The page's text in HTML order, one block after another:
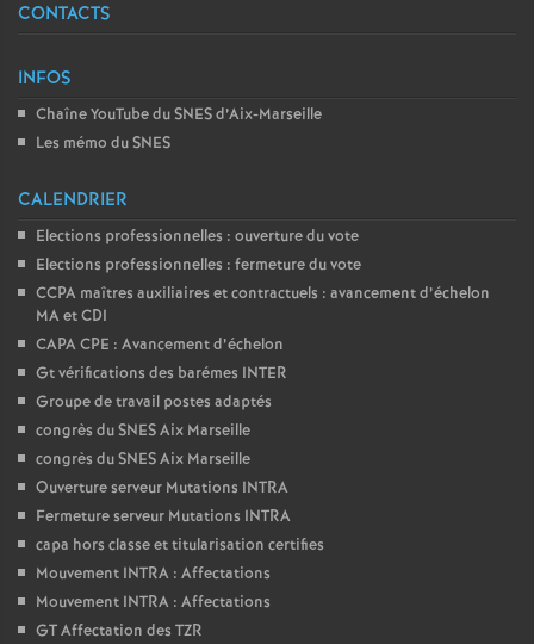
CONTACTS
INFOS
Chaîne YouTube du SNES d’Aix-Marseille
Les mémo du SNES
CALENDRIER
Elections professionnelles : ouverture du vote
Elections professionnelles : fermeture du vote
CCPA maîtres auxiliaires et contractuels : avancement d’échelon
MA et CDI
CAPA CPE : Avancement d’échelon
Gt vérifications des barémes INTER
Groupe de travail postes adaptés
congrès du SNES Aix Marseille
congrès du SNES Aix Marseille
Ouverture serveur Mutations INTRA
Fermeture serveur Mutations INTRA
capa hors classe et titularisation certifies
Mouvement INTRA : Affectations
Mouvement INTRA : Affectations
GT Affectation des TZR